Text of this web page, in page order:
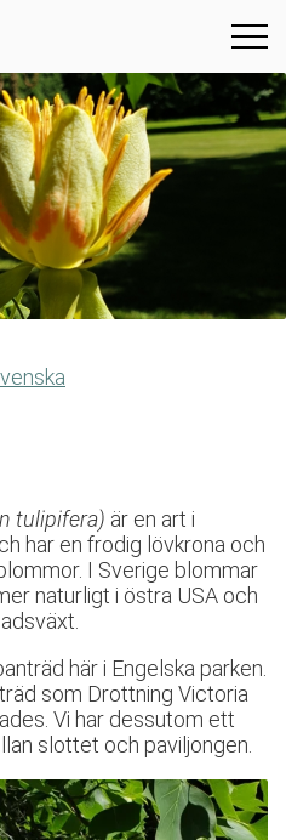
tulipifera) är en art i
har en frodig lövkrona och
I Sverige blommar
naturligt i östra USA och
här i Engelska parken.
som Drottning Victoria
Vi har dessutom ett
slottet och paviljongen.